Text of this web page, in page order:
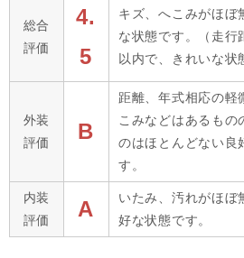
総合
評価
4.
5
キズ、へこみがほぼ
な状態です。（走行
以内で、きれいな状
外装
評価
B
距離、年式相応の軽
こみなどはあるもの
のはほとんどない良
す。
内装
評価
A
いたみ、汚れがほぼ
好な状態です。